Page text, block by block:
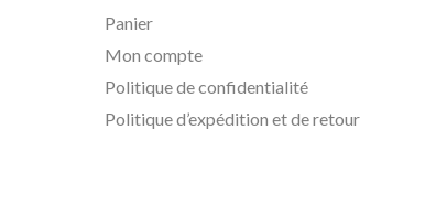
Panier
Mon compte
Politique de confidentialité
Politique d’expédition et de retour